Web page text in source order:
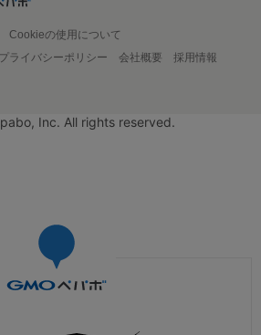
Cookieの使用について
プライバシーポリシー 会社概要
採用情報
Inc. All rights reserved.